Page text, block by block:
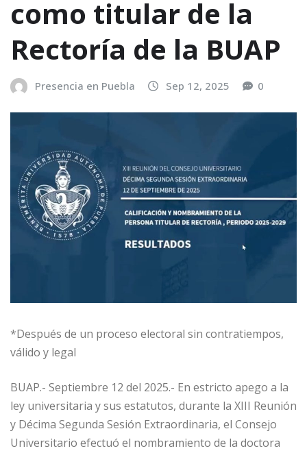
como titular de la
Rectoría de la BUAP
Presencia en Puebla Sep 12, 2025 0
*Después de un proceso electoral sin contratiempos,
válido y legal
BUAP.- Septiembre 12 del 2025.- En estricto apego a la
ley universitaria y sus estatutos, durante la XIII Reunión
y Décima Segunda Sesión Extraordinaria, el Consejo
Universitario efectuó el nombramiento de la doctora